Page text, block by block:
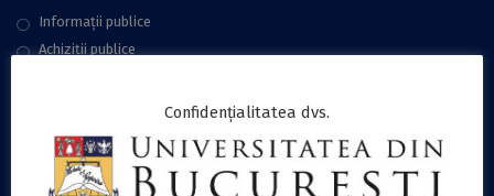
Informații publice
Achiziții publice
Contact
Protecţia datelor
Accesibilitate
Confidențialitatea dvs.